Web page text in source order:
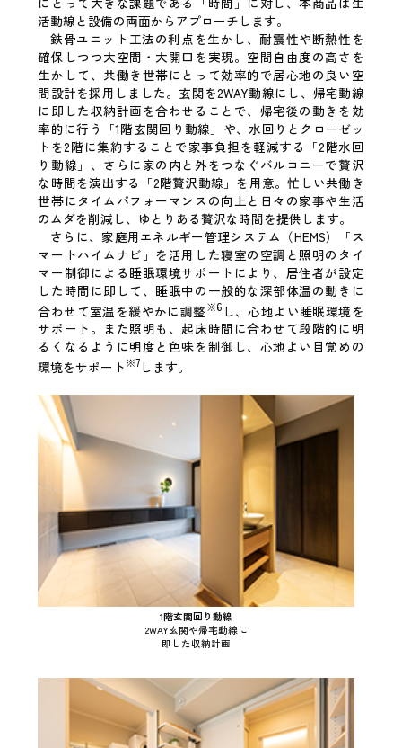
活動線と設備の両面からアプローチします。
鉄骨ユニット工法の利点を生かし、耐震性や断熱性を
確保しつつ大空間・大開口を実現。空間自由度の高さを
生かして、共働き世帯にとって効率的で居心地の良い空
間設計を採用しました。玄関を2WAY動線にし、帰宅動線
に即した収納計画を合わせることで、帰宅後の動きを効
率的に行う「1階玄関回り動線」や、水回りとクローゼッ
トを2階に集約することで家事負担を軽減する「2階水回
り動線」、さらに家の内と外をつなぐバルコニーで贅沢
な時間を演出する「2階贅沢動線」を用意。忙しい共働き
世帯にタイムパフォーマンスの向上と日々の家事や生活
のムダを削減し、ゆとりある贅沢な時間を提供します。
さらに、家庭用エネルギー管理システム（HEMS）「ス
マートハイムナビ」を活用した寝室の空調と照明のタイ
マー制御による睡眠環境サポートにより、居住者が設定
した時間に即して、睡眠中の一般的な深部体温の動きに
合わせて室温を緩やかに調整※6 し、心地よい睡眠環境を
サポート。また照明も、起床時間に合わせて段階的に明
るくなるように明度と色味を制御し、心地よい目覚めの
環境をサポート※7します。
1階玄関回り動線
2WAY玄関や帰宅動線に
即した収納計画